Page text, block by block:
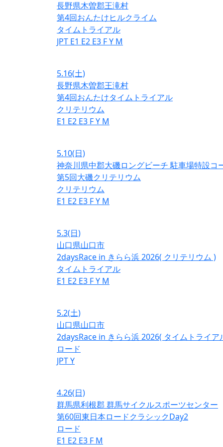
長野県木曽郡王滝村
第4回おんたけヒルクライム
タイムトライアル
JPT E1 E2 E3 FY M
5.16(土)
長野県木曽郡王滝村
第4回おんたけタイムトライアル
クリテリウム
E1 E2 E3 FY M
5.10(日)
神奈川県中郡大磯ロングビーチ 駐車場特設コ
第5回大磯クリテリウム
クリテリウム
E1 E2 E3 FY M
5.3(日)
山口県山口市
2daysRace in きらら浜 2026( クリテリウム )
タイムトライアル
E1 E2 E3 FY M
5.2(土)
山口県山口市
2daysRace in きらら浜 2026( タイムトライア
ロード
JPTY
4.26(日)
群馬県利根郡 群馬サイクルスポーツセンター
第60回東日本ロードクラシックDay2
ロード
E1 E2 E3 F M